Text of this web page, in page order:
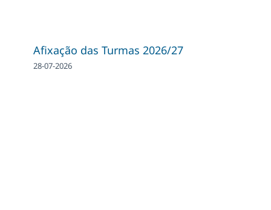
Afixação das Turmas 2026/27
28-07-2026